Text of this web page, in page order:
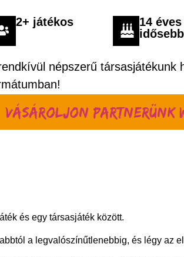
2+ játékos
14
idősebb
népszerű társasjátékunk
Vásároljon partnerünk
és egy társasjáték között.
a legvalószínűtlenebbig, és légy az